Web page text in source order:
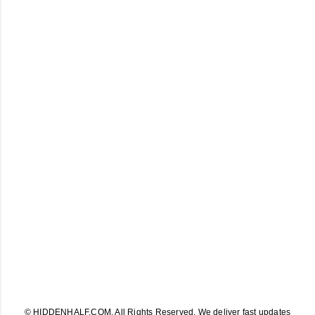
© HIDDENHALF.COM. All Rights Reserved. We deliver fast updates